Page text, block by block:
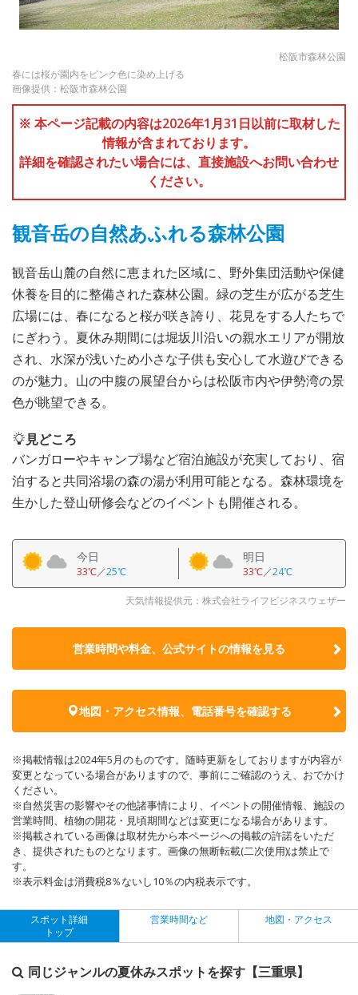
松阪市森林公園
春には桜が園内をピンク色に染め上げる
画像提供：松阪市森林公園
※ 本ページ記載の内容は2026年1月31日以前に取材した
情報が含まれております。
詳細を確認されたい場合には、直接施設へお問い合わせ
ください。
観音岳の自然あふれる森林公園
観音岳山麓の自然に恵まれた区域に、野外集団活動や保健
休養を目的に整備された森林公園。緑の芝生が広がる芝生
広場には、春になると桜が咲き誇り、花見をする人たちで
にぎわう。夏休み期間には堀坂川沿いの親水エリアが開放
され、水深が浅いため小さな子供も安心して水遊びできる
のが魅力。山の中腹の展望台からは松阪市内や伊勢湾の景
色が眺望できる。
見どころ
バンガローやキャンプ場など宿泊施設が充実しており、宿
泊すると共同浴場の森の湯が利用可能となる。森林環境を
生かした登山研修会などのイベントも開催される。
今日
33℃／25℃
明日
33℃／24℃
天気情報提供元：株式会社ライフビジネスウェザー
営業時間や料金、公式サイトの情報を見る
地図・アクセス情報、電話番号を確認する
※掲載情報は2024年5月のものです。随時更新をしておりますが内容が
変更となっている場合がありますので、事前にご確認のうえ、おでかけ
ください。
※自然災害の影響やその他諸事情により、イベントの開催情報、施設の
営業時間、植物の開花・見頃期間などは変更になる場合があります。
※掲載されている画像は取材先から本ページへの掲載の許諾をいただ
き、提供されたものとなります。画像の無断転載(二次使用)は禁止で
す。
※表示料金は消費税8％ないし10％の内税表示です。
スポット詳細
トップ
営業時間など 地図・アクセス
同じジャンルの夏休みスポットを探す【三重県】